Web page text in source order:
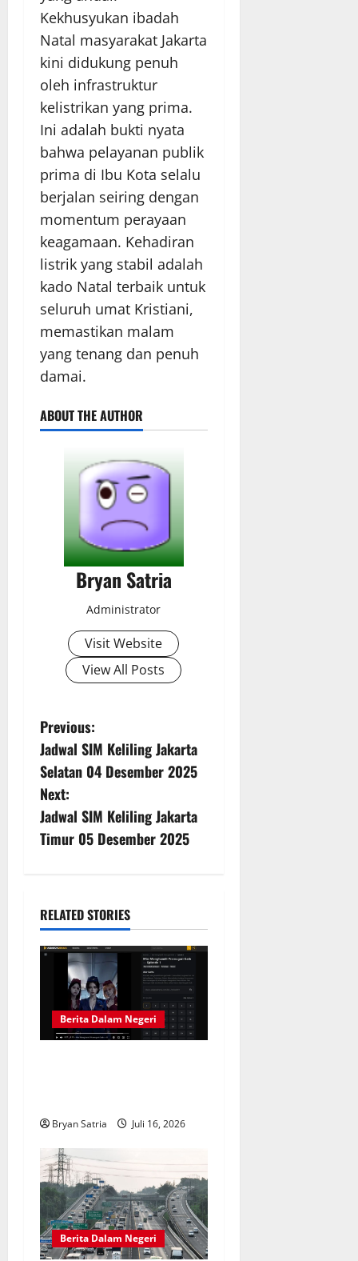
Kekhusyukan ibadah
Natal masyarakat Jakarta
kini didukung penuh
oleh infrastruktur
kelistrikan yang prima.
Ini adalah bukti nyata
bahwa pelayanan publik
prima di Ibu Kota selalu
berjalan seiring dengan
momentum perayaan
keagamaan. Kehadiran
listrik yang stabil adalah
kado Natal terbaik untuk
seluruh umat Kristiani,
memastikan malam
yang tenang dan penuh
damai.
ABOUT THE AUTHOR
Bryan Satria
Administrator
Visit Website
View All Posts
P
o
s
t
v
i
a
o
n
Previous:
Jadwal SIM Keliling Jakarta
Selatan 04 Desember 2025
Next:
Jadwal SIM Keliling Jakarta
Timur 05 Desember 2025
RELATED STORIES
Berita Dalam Negeri
Bryan Satria Juli 16, 2026
Berita Dalam Negeri